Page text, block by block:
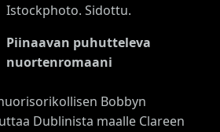
Istockphoto. Sidottu.
Piinaavan puhutteleva
nuortenromaani
Bobbyn
Dublinista maalle Clareen